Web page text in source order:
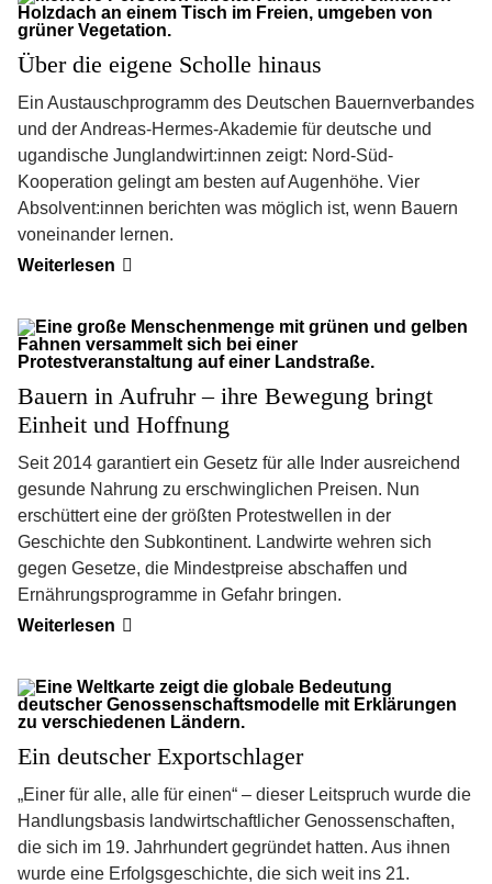
Über die eigene Scholle hinaus
Ein Austauschprogramm des Deutschen Bauernverbandes
und der Andreas-Hermes-Akademie für deutsche und
ugandische Junglandwirt:innen zeigt: Nord-Süd-
Kooperation gelingt am besten auf Augenhöhe. Vier
Absolvent:innen berichten was möglich ist, wenn Bauern
voneinander lernen.
Weiterlesen Über
Scholle
hinaus
Bauern in Aufruhr – ihre Bewegung bringt
Einheit und Hoffnung
Seit 2014 garantiert ein Gesetz für alle Inder ausreichend
gesunde Nahrung zu erschwinglichen Preisen. Nun
erschüttert eine der größten Protestwellen in der
Geschichte den Subkontinent. Landwirte wehren sich
gegen Gesetze, die Mindestpreise abschaffen und
Ernährungsprogramme in Gefahr bringen.
Weiterlesen Bauern
–
ihre
Bewegung
bringt
Einheit
und
Ein deutscher Exportschlager
„Einer für alle, alle für einen“ – dieser Leitspruch wurde die
Handlungsbasis landwirtschaftlicher Genossenschaften,
die sich im 19. Jahrhundert gegründet hatten. Aus ihnen
wurde eine Erfolgsgeschichte, die sich weit ins 21.